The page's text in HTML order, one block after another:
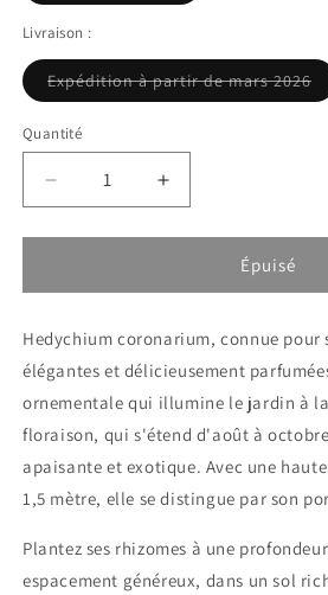
Livraison :
Expédition à partir de mars 2026
Quantité
Réduire
la
quantité
Hedychium
-
Gingembre
ornemental
Augmenter
la
quantité
Hedychium
-
Gingembre
Épuisé
Hedychium coronarium, connue pour
élégantes et délicieusement
ornementale qui illumine le jardin à
floraison, qui s'étend d'août à
apaisante et exotique. Avec une
1,5 mètre, elle se distingue par son
Plantez ses rhizomes à une
espacement généreux, dans un sol